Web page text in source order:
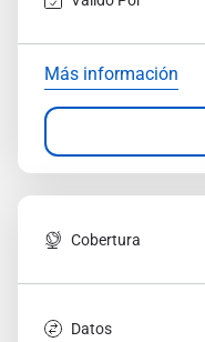
Más información
Cobertura
Datos